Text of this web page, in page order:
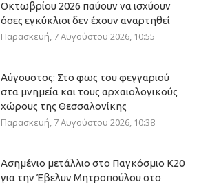
Οκτωβρίου 2026 παύουν να ισχύουν
όσες εγκύκλιοι δεν έχουν αναρτηθεί
Παρασκευή, 7 Αυγούστου 2026, 10:55
Αύγουστος: Στο φως του φεγγαριού
στα μνημεία και τους αρχαιολογικούς
χώρους της Θεσσαλονίκης
Παρασκευή, 7 Αυγούστου 2026, 10:38
Ασημένιο μετάλλιο στο Παγκόσμιο Κ20
για την Έβελυν Μητροπούλου στο